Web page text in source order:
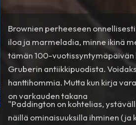
Brownien perheeseen
iloa ja marmeladia, minne ikinä
tämän 100-vuotissyntymäpäivän
Gruberin antiikkipuodista.
hanttihommia. Mutta kun kirja
on varkauden takana
"Paddington on kohtelias,
näillä ominaisuuksilla ihminen